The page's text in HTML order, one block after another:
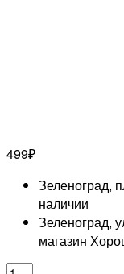
499₽
Зеленоград,
наличии
Зеленоград,
магазин